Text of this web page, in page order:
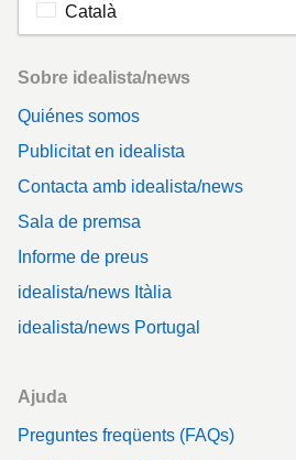
Català
Footer
Sobre idealista/news
Quiénes somos
Publicitat en idealista
Contacta amb idealista/news
Sala de premsa
Informe de preus
idealista/news Itàlia
idealista/news Portugal
Ajuda
Preguntes freqüents (FAQs)